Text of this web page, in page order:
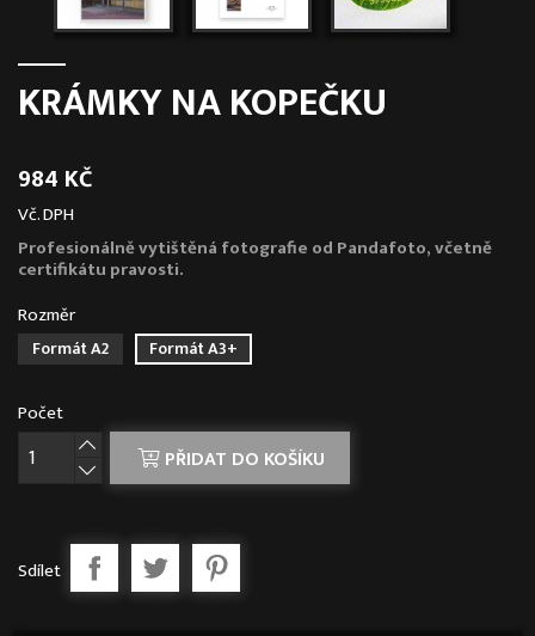
KRÁMKY NA KOPEČKU
984 KČ
Vč. DPH
Profesionálně vytištěná fotografie od Pandafoto, včetně
certifikátu pravosti.
Rozměr
Formát A2 Formát A3+
Počet
PŘIDAT DO KOŠÍKU
Sdílet